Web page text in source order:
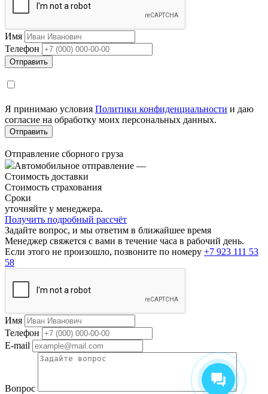
Имя
Телефон
Я принимаю условия Политики конфиденциальности и даю
согласие на обработку моих персональных данных.
Отправление сборного груза
Автомобильное отправление —
Стоимость доставки
Стоимость страхования
Сроки
уточняйте у менеджера.
Получить подробный рассчёт
Задайте вопрос, и мы ответим в ближайшее время
Менеджер свяжется с вами в течение часа в рабочий день.
Если этого не произошло, позвоните по номеру +7 923 111 53
58
Имя
Телефон
E-mail
Вопрос